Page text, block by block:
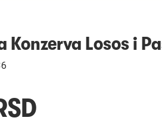
Konzerva Losos i